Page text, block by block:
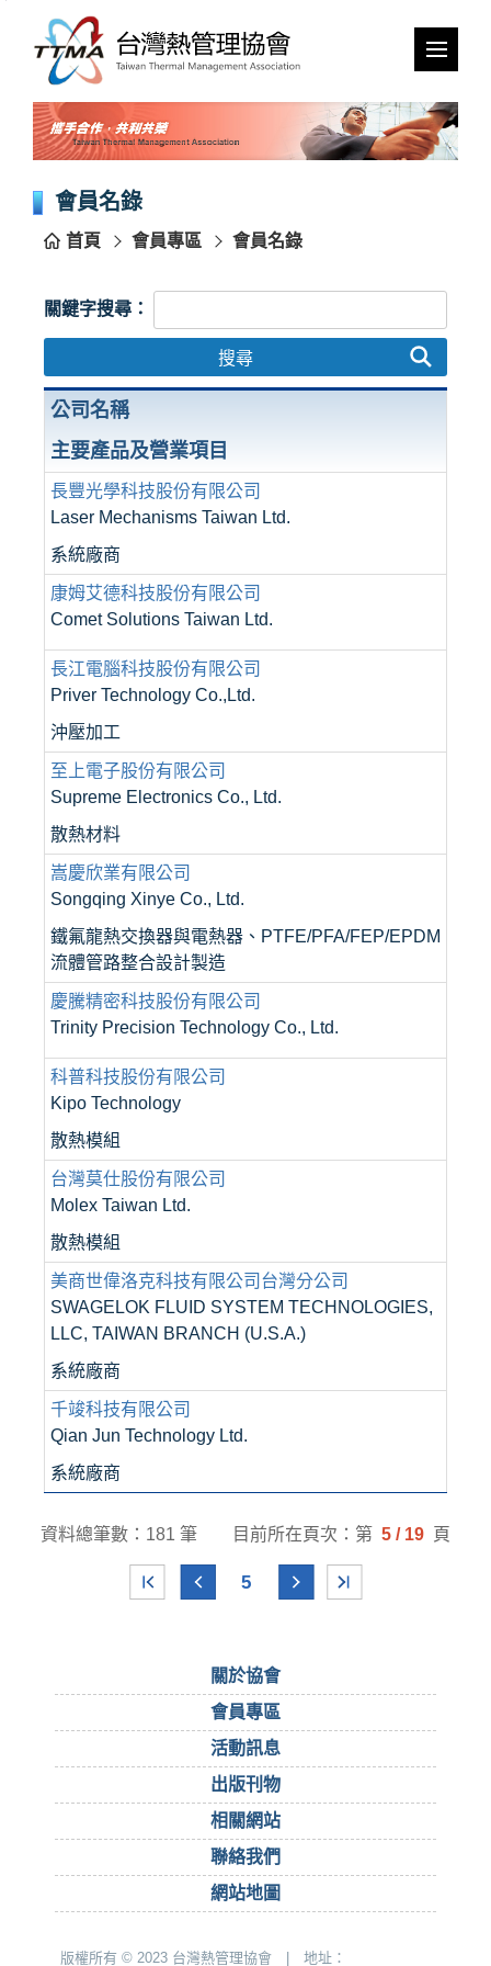
跳
會員名錄
首頁 會員專區 會員名錄
關鍵字搜尋：
搜尋
公司名稱
主要產品及營業項目
長豐光學科技股份有限公司
Laser Mechanisms Taiwan Ltd.
系統廠商
康姆艾德科技股份有限公司
Comet Solutions Taiwan Ltd.
長江電腦科技股份有限公司
Priver Technology Co.,Ltd.
沖壓加工
至上電子股份有限公司
Supreme Electronics Co., Ltd.
散熱材料
嵩慶欣業有限公司
Songqing Xinye Co., Ltd.
鐵氟龍熱交換器與電熱器、PTFE/PFA/FEP/EPDM
流體管路整合設計製造
慶騰精密科技股份有限公司
Trinity Precision Technology Co., Ltd.
科普科技股份有限公司
Kipo Technology
散熱模組
台灣莫仕股份有限公司
Molex Taiwan Ltd.
散熱模組
美商世偉洛克科技有限公司台灣分公司
SWAGELOK FLUID SYSTEM TECHNOLOGIES,
LLC, TAIWAN BRANCH (U.S.A.)
系統廠商
千竣科技有限公司
Qian Jun Technology Ltd.
系統廠商
資料總筆數：181 筆 目前所在頁次：第 5 / 19 頁
5
關於協會
會員專區
活動訊息
出版刊物
相關網站
聯絡我們
網站地圖
版權所有 © 2023 台灣熱管理協會 | 地址：